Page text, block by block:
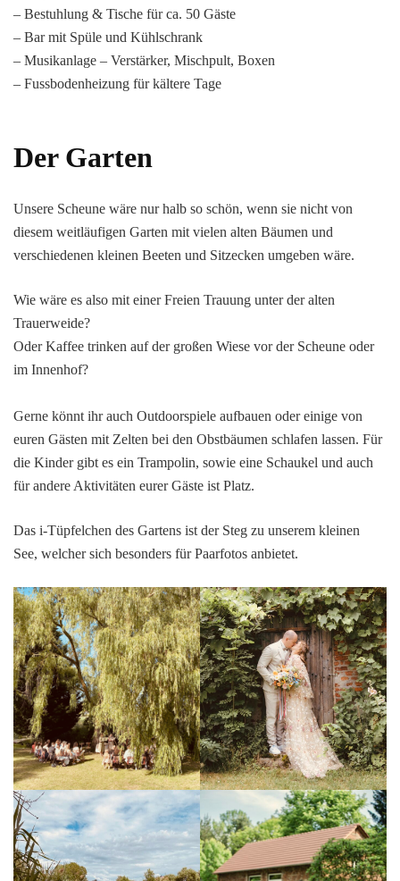
– Bestuhlung & Tische für ca. 50 Gäste
– Bar mit Spüle und Kühlschrank
– Musikanlage – Verstärker, Mischpult, Boxen
– Fussbodenheizung für kältere Tage
Der Garten
Unsere Scheune wäre nur halb so schön, wenn sie nicht von
diesem weitläufigen Garten mit vielen alten Bäumen und
verschiedenen kleinen Beeten und Sitzecken umgeben wäre.
Wie wäre es also mit einer Freien Trauung unter der alten
Trauerweide?
Oder Kaffee trinken auf der großen Wiese vor der Scheune oder
im Innenhof?
Gerne könnt ihr auch Outdoorspiele aufbauen oder einige von
euren Gästen mit Zelten bei den Obstbäumen schlafen lassen. Für
die Kinder gibt es ein Trampolin, sowie eine Schaukel und auch
für andere Aktivitäten eurer Gäste ist Platz.
Das i-Tüpfelchen des Gartens ist der Steg zu unserem kleinen
See, welcher sich besonders für Paarfotos anbietet.